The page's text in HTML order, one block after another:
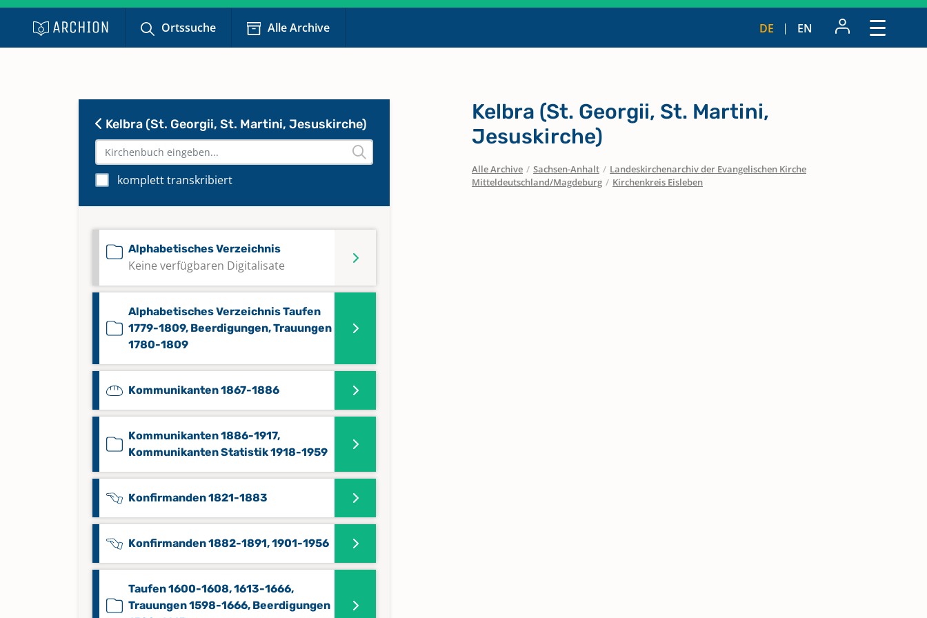
Ortssuche Alle Archive DE EN
Kelbra (St. Georgii, St. Martini, Jesuskirche)
komplett transkribiert
Alphabetisches Verzeichnis
Keine verfügbaren Digitalisate
Alphabetisches Verzeichnis Taufen
1779-1809, Beerdigungen, Trauungen
1780-1809
Kommunikanten 1867-1886
Kommunikanten 1886-1917,
Kommunikanten Statistik 1918-1959
Konfirmanden 1821-1883
Konfirmanden 1882-1891, 1901-1956
Taufen 1600-1608, 1613-1666,
Trauungen 1598-1666, Beerdigungen
Kelbra (St. Georgii, St. Martini,
Jesuskirche)
Alle Archive / Sachsen-Anhalt / Landeskirchenarchiv der Evangelischen Kirche
Mitteldeutschland/Magdeburg / Kirchenkreis Eisleben